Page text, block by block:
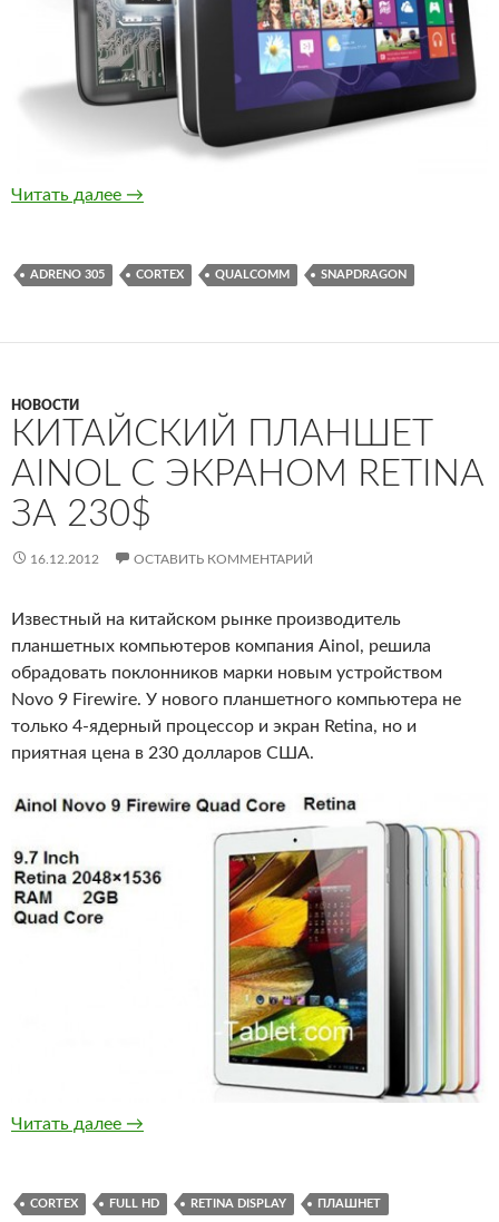
Читать далее Qualcomm показала бюджетные мобильные
→
ADRENO 305 CORTEX QUALCOMM SNAPDRAGON
НОВОСТИ
КИТАЙСКИЙ ПЛАНШЕТ
AINOL С ЭКРАНОМ RETINA
ЗА 230$
16.12.2012 ОСТАВИТЬ КОММЕНТАРИЙ
Известный на китайском рынке производитель
планшетных компьютеров компания Ainol, решила
обрадовать поклонников марки новым устройством
Novo 9 Firewire. У нового планшетного компьютера не
только 4-ядерный процессор и экран Retina, но и
приятная цена в 230 долларов США.
Читать далее Китайский планшет Ainol с экраном Retina
→
CORTEX FULL HD RETINA DISPLAY ПЛАШНЕТ